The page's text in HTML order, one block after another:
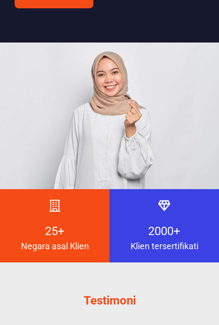
25+
Negara asal Klien
2000+
Klien tersertifikati
Testimoni